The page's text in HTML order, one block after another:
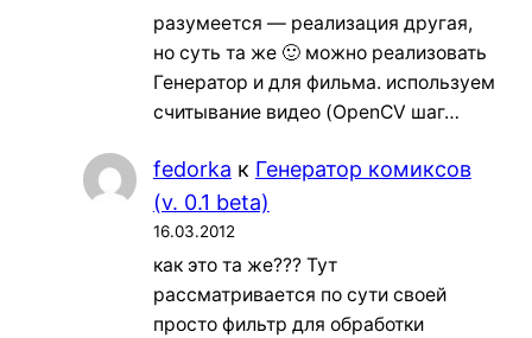
разумеется — реализация другая,
но суть та же 🙂 можно реализовать
Генератор и для фильма. используем
считывание видео (OpenCV шаг…
fedorka к Генератор комиксов
(v. 0.1 beta)
16.03.2012
как это та же??? Тут
рассматривается по сути своей
просто фильтр для обработки